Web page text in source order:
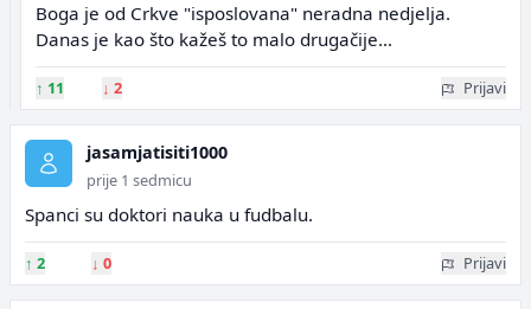
Boga je od Crkve "isposlovana" neradna nedjelja.
Danas je kao što kažeš to malo drugačije...
↑ 11 ↓ 2 Prijavi
jasamjatisiti1000
prije 1 sedmicu
Spanci su doktori nauka u fudbalu.
↑ 2 ↓ 0 Prijavi